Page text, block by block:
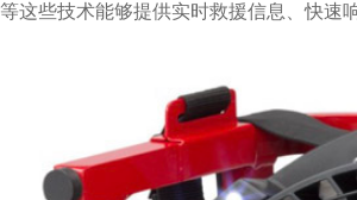
等这些技术能够提供实时救援信息、快速